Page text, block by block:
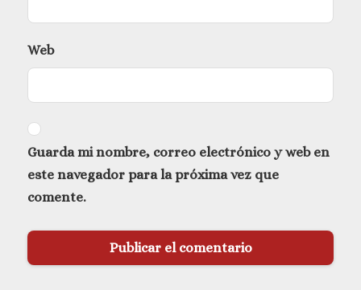
Web
Guarda mi nombre, correo electrónico y web en
este navegador para la próxima vez que
comente.